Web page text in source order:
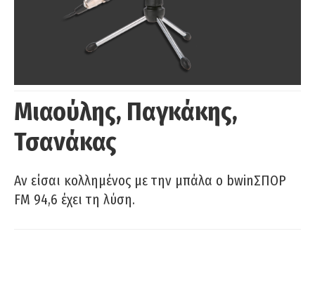
Μιαούλης, Παγκάκης,
Τσανάκας
Αν είσαι κολλημένος με την μπάλα ο bwinΣΠΟΡ
FM 94,6 έχει τη λύση.